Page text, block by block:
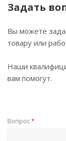
Задать
Вы можете
товару или
Наши
вам помогут.
Вопрос*